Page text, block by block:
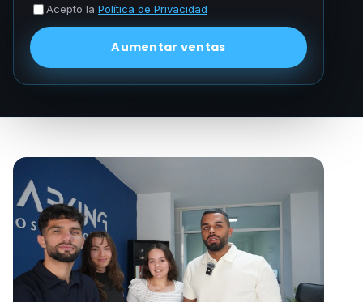
Acepto la Política de Privacidad
Aumentar ventas